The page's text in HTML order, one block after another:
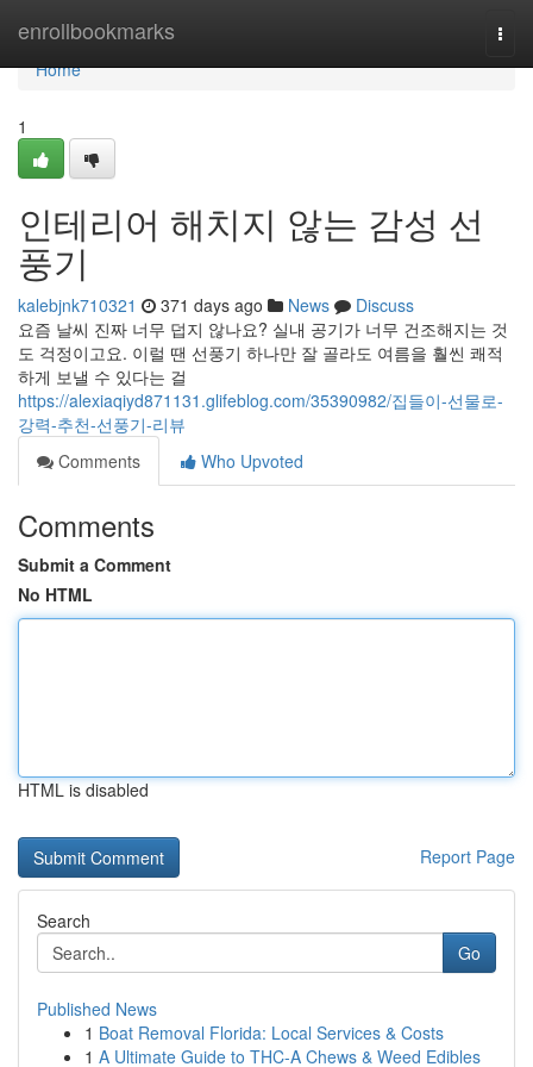
enrollbookmarks
Home
Home
1
인테리어 해치지 않는 감성 선
풍기
kalebjnk710321 371 days ago News
Discuss
요즘 날씨 진짜 너무 덥지 않나요? 실내 공기가 너무 건조해지는 것
도 걱정이고요. 이럴 땐 선풍기 하나만 잘 골라도 여름을 훨씬 쾌적
하게 보낼 수 있다는 걸
https://alexiaqiyd871131.glifeblog.com/35390982/집들이-선물로-
강력-추천-선풍기-리뷰
Comments
Who Upvoted
Comments
Submit a Comment
No HTML
HTML is disabled
Report Page
Search
Go
Published News
1 Boat Removal Florida: Local Services & Costs
1 A Ultimate Guide to THC-A Chews & Weed Edibles